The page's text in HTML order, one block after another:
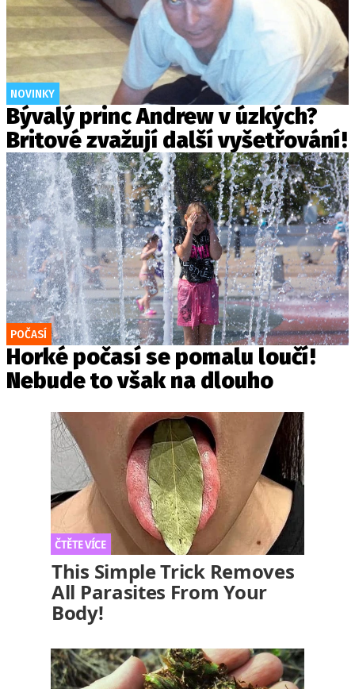
NOVINKY
Bývalý princ Andrew v úzkých?
Britové zvažují další vyšetřování!
POČASÍ
Horké počasí se pomalu loučí!
Nebude to však na dlouho
This Simple Trick Removes
All Parasites From Your
Body!